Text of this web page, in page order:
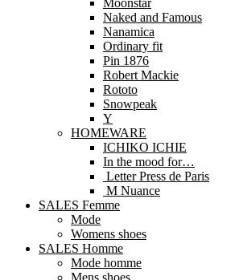
Moonstar
Naked and Famous
Nanamica
Ordinary fit
Pin 1876
Robert Mackie
Rototo
Snowpeak
Y
HOMEWARE
ICHIKO ICHIE
In the mood for…
Letter Press de Paris
M Nuance
SALES Femme
Mode
Womens shoes
SALES Homme
Mode homme
Mens shoes